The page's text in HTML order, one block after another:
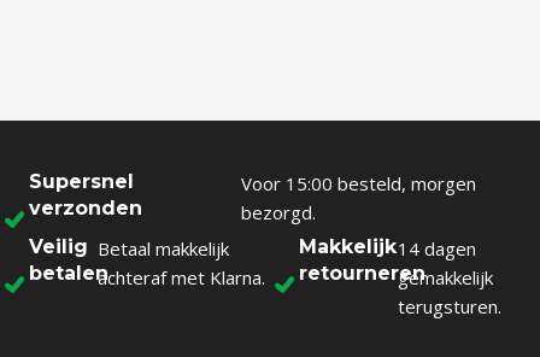
Supersnel
verzonden
Voor 15:00 besteld, morgen
bezorgd.
Veilig
betalen
Betaal makkelijk
achteraf met Klarna.
Makkelijk
retourneren
14 dagen
gemakkelijk
terugsturen.